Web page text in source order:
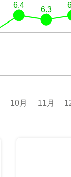
10月 11月
6.4
6.4 6.3
6.3